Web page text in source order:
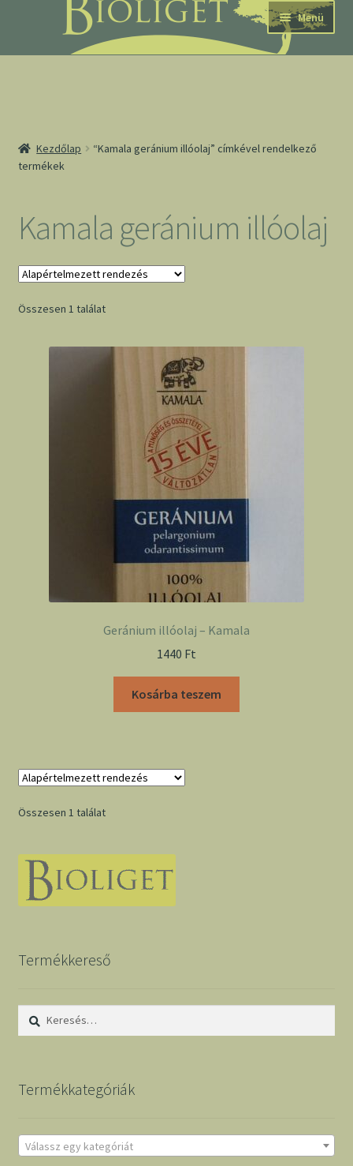
navigációhoz
tartalomba
Menü
Kezdőlap
“Kamala geránium illóolaj” címkével rendelkező
termékek
Kamala geránium illóolaj
Összesen 1 találat
Geránium illóolaj – Kamala
1440 Ft
Kosárba teszem
Összesen 1 találat
Termékkereső
Keresés:
Termékkategóriák
Válassz egy kategóriát